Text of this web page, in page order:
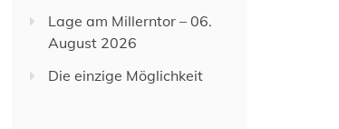
Lage am Millerntor – 06.
August 2026
Die einzige Möglichkeit